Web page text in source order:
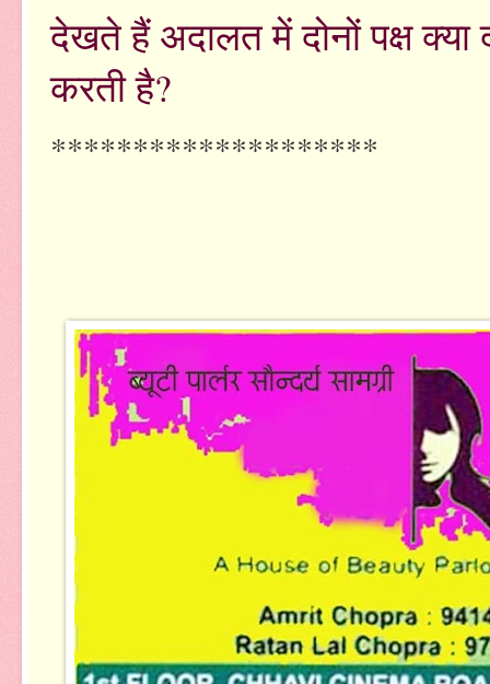
देखते हैं अदालत में दोनों पक्ष
करती है?
********************